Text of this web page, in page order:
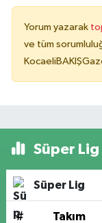
Yorum yazarak
ve tüm
Süper
Süper Lig
# Takım